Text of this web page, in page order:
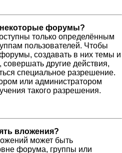
форумы?
только определённым
пользователей. Чтобы
создавать в них темы и
другие действия,
специальное разрешение.
или администратором
такого разрешения.
вложения?
может быть
форума, группы или